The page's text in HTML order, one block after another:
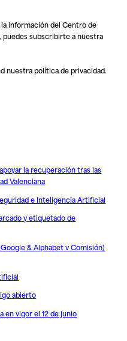
información del Centro de
puedes subscribirte a nuestra
nuestrapolítica de privacidad.
la recuperación tras las
Valenciana
e Inteligencia Artificial
y etiquetado de
& Alphabet v Comisión)
abierto
en vigor el 12 de junio